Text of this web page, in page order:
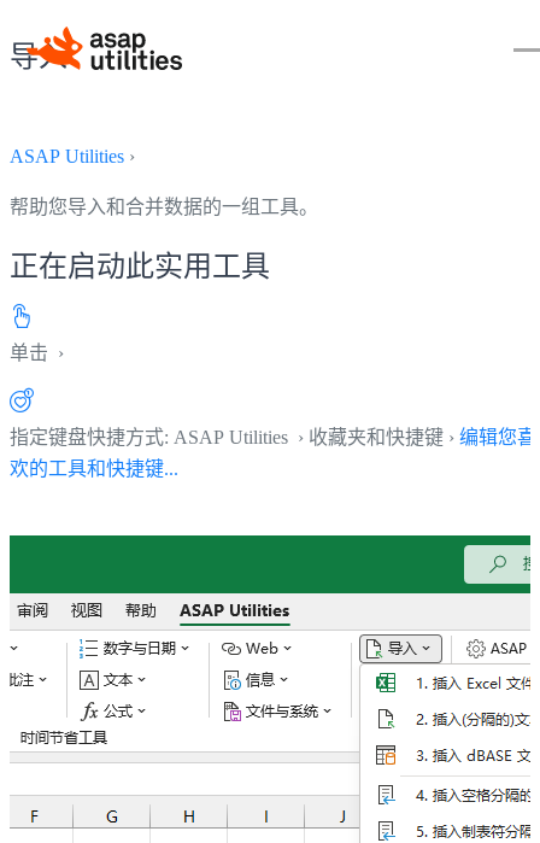
导入
ASAP Utilities ›
帮助您导入和合并数据的一组工具。
正在启动此实用工具
单击 ›
指定键盘快捷方式: ASAP Utilities › 收藏夹和快捷键 › 编辑您喜
欢的工具和快捷键...